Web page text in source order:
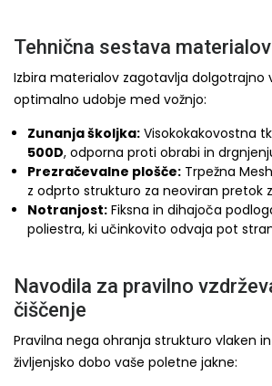
Tehnična sestava materialov
Izbira materialov zagotavlja dolgotrajno
optimalno udobje med vožnjo:
Zunanja školjka: Visokokakovostna
500D, odporna proti obrabi in
Prezračevalne plošče: Trpežna
z odprto strukturo za neoviran pretok
Notranjost: Fiksna in dihajoča
poliestra, ki učinkovito odvaja pot
Navodila za pravilno
čiščenje
Pravilna nega ohranja strukturo vlaken
življenjsko dobo vaše poletne jakne: